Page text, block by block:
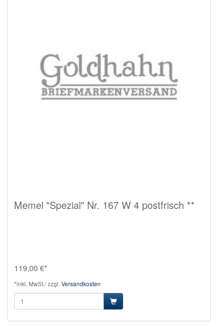
Memel "Spezial" Nr. 167 W 4 postfrisch **
119,00 €*
*inkl. MwSt./ zzgl. Versandkosten